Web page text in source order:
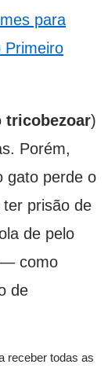
para
Primeiro
tricobezoar)
Porém,
gato perde o
prisão de
de pelo
— como
de
receber todas as